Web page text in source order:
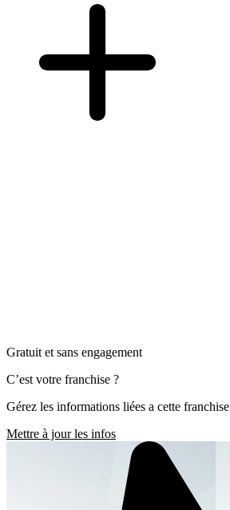
Gratuit et sans engagement
C’est votre franchise ?
Gérez les informations liées a cette franchise
Mettre à jour les infos